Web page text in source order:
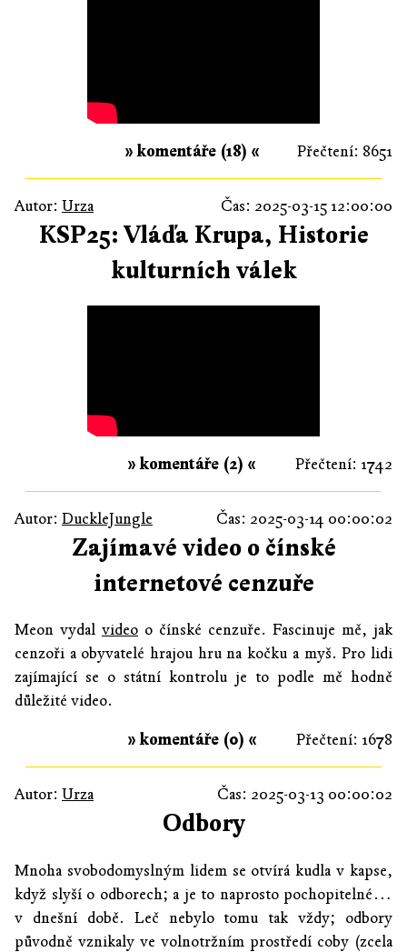
Přečtení: 8651
» komentáře (18) «
Autor: Urza Čas: 2025-03-15 12:00:00
KSP25: Vláďa Krupa, Historie
kulturních válek
Přečtení: 1742
» komentáře (2) «
Autor: DuckleJungle Čas: 2025-03-14 00:00:02
Zajímavé video o čínské
internetové cenzuře
Meon vydal video o čínské cenzuře. Fascinuje mě, jak
cenzoři a obyvatelé hrajou hru na kočku a myš. Pro lidi
zajímající se o státní kontrolu je to podle mě hodně
důležité video.
Přečtení: 1678
» komentáře (0) «
Autor: Urza Čas: 2025-03-13 00:00:02
Odbory
Mnoha svobodomyslným lidem se otvírá kudla v kapse,
když slyší o odborech; a je to naprosto pochopitelné…
v dnešní době. Leč nebylo tomu tak vždy; odbory
původně vznikaly ve volnotržním prostředí coby (zcela